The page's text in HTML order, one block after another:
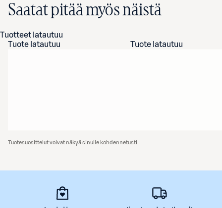
Saatat pitää myös näistä
Tuotteet latautuu
Tuote latautuu
Tuote latautuu
Tuotesuosittelut voivat näkyä sinulle kohdennetusti